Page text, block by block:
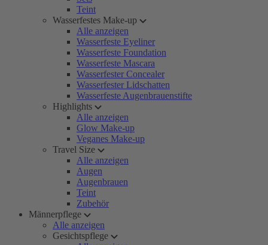
Teint
Wasserfestes Make-up
Alle anzeigen
Wasserfeste Eyeliner
Wasserfeste Foundation
Wasserfeste Mascara
Wasserfester Concealer
Wasserfester Lidschatten
Wasserfeste Augenbrauenstifte
Highlights
Alle anzeigen
Glow Make-up
Veganes Make-up
Travel Size
Alle anzeigen
Augen
Augenbrauen
Teint
Zubehör
Männerpflege
Alle anzeigen
Gesichtspflege